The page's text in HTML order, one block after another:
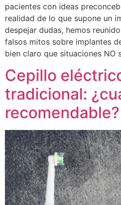
pacientes con ideas
realidad de lo que supone un
despejar dudas, hemos
falsos mitos sobre implantes
bien claro que situaciones NO
Cepillo
tradicional:
recomendable?